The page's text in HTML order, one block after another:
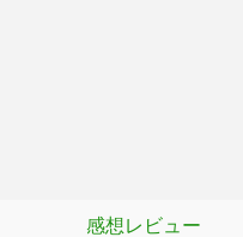
感想レビュー